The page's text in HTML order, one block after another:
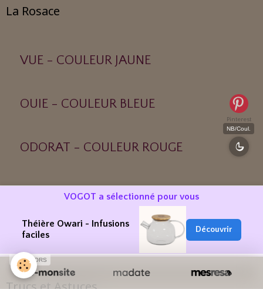
La Rosace
VUE - COULEUR JAUNE
OUIE - COULEUR BLEUE
ODORAT - COULEUR ROUGE
TOUCHER - COULEUR VERTE
GOUT - COULEUR ORANGE
Pinterest
NB/Coul.
VOGOT a sélectionné pour vous
Théière Owari - Infusions
faciles
Découvrir
SPONSORS